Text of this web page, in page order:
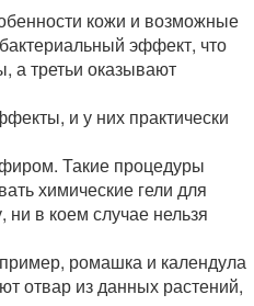
кожи и возможные
эффект, что
а третьи оказывают
и у них практически
Такие процедуры
химические гели для
в коем случае нельзя
ромашка и календула
отвар из данных растений,